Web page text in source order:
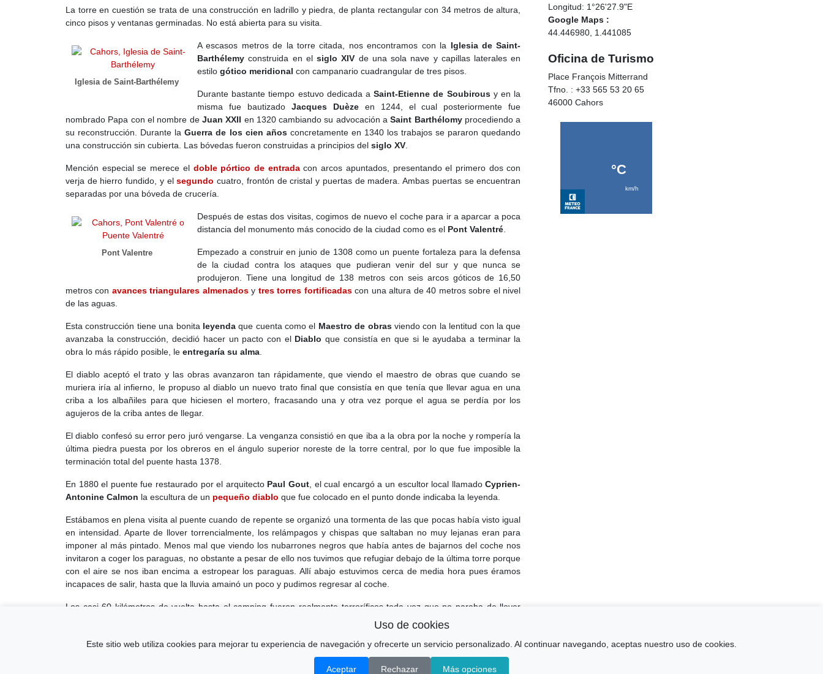
La torre en cuestión se trata de una construcción en ladrillo y piedra, de planta rectangular con 34 metros de altura,
cinco pisos y ventanas germinadas. No está abierta para su visita.
Iglesia de Saint-Barthélemy
A escasos metros de la torre citada, nos encontramos con la Iglesia de Saint-
Barthélemy construida en elsiglo XIV de una sola nave y capillas laterales en
estilo gótico meridional con campanario cuadrangular de tres pisos.
Durante bastante tiempo estuvo dedicada aSaint-Etienne de Soubirousy en la
misma fue bautizado Jacques Duèzeen 1244, el cual posteriormente fue
nombrado Papa con el nombre de Juan XXII en 1320 cambiando su advocación aSaint Barthélomyprocediendo a
su reconstrucción. Durante laGuerra de los cien añosconcretamente en 1340 los trabajos se pararon quedando
una construcción sin cubierta. Las bóvedas fueron construidas a principios del siglo XV
Mención especial se merece el doble pórtico de entradacon arcos apuntados, presentando el primero dos con
verja de hierro fundido, y elsegundo cuatro, frontón de cristal y puertas de madera. Ambas puertas se encuentran
separadas por una bóveda de crucería.
Pont Valentre
Después de estas dos visitas, cogimos de nuevo el coche para ir a aparcar a poca
distancia del monumento más conocido de la ciudad como es el Pont Valentré
Empezado a construir en junio de 1308 como un puente fortaleza para la defensa
de la ciudad contra los ataques que pudieran venir del sur y que nunca se
produjeron. Tiene una longitud de 138 metros con seis arcos góticos de 16,50
metros con avances triangulares almenadosy tres torres fortificadascon una altura de 40 metros sobre el nivel
de las aguas.
Esta construcción tiene una bonita leyendaque cuenta como el Maestro de obrasviendo con la lentitud con la que
avanzaba la construcción, decidió hacer un pacto con el Diablo que consistía en que si le ayudaba a terminar la
obra lo más rápido posible, le entregaría su alma
El diablo aceptó el trato y las obras avanzaron tan rápidamente, que viendo el maestro de obras que cuando se
muriera iría al infierno, le propuso al diablo un nuevo trato final que consistía en que tenía que llevar agua en una
criba a los albañiles para que hiciesen el mortero, fracasando una y otra vez porque el agua se perdía por los
agujeros de la criba antes de llegar.
El diablo confesó su error pero juró vengarse. La venganza consistió en que iba a la obra por la noche y rompería la
última piedra puesta por los obreros en el ángulo superior noreste de la torre central, por lo que fue imposible la
terminación total del puente hasta 1378.
En 1880 el puente fue restaurado por el arquitecto Paul Gout, el cual encargó a un escultor local llamadoCyprien-
Antonine Calmon la escultura de un pequeño diablo que fue colocado en el punto donde indicaba la leyenda.
Estábamos en plena visita al puente cuando de repente se organizó una tormenta de las que pocas había visto igual
en intensidad. Aparte de llover torrencialmente, los relámpagos y chispas que saltaban no muy lejanas eran para
imponer al más pintado. Menos mal que viendo los nubarrones negros que había antes de bajarnos del coche nos
invitaron a coger los paraguas, no obstante a pesar de ello nos tuvimos que refugiar debajo de la última torre porque
con el aire se nos iban encima a estropear los paraguas. Allí abajo estuvimos cerca de media hora pues éramos
incapaces de salir, hasta que la lluvia amainó un poco y pudimos regresar al coche.
Los casi 60 kilómetros de vuelta hasta el camping fueron realmente terroríficos toda vez que no paraba de llover
torrencialmente y con un viento más que generoso. Por fin en el camping y casi directamente a la cama.
Longitud: 1°26'27.9"E
Google Maps :
44.446980, 1.441085
Oficina de Turismo
Place François Mitterrand
Tfno. : +33 565 53 20 65
46000 Cahors
Uso de cookies
Este sitio web utiliza cookies para mejorar tu experiencia de navegación y ofrecerte un servicio personalizado. Al continuar navegando, aceptas nuestro uso de cookies.
Aceptar Rechazar Más opciones